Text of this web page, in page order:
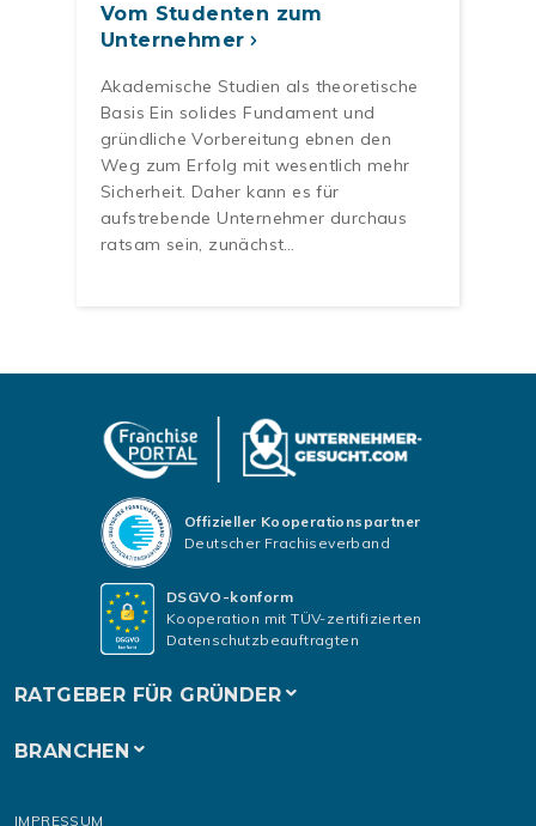
Vom Studenten zum
Unternehmer
Akademische Studien als theoretische
Basis Ein solides Fundament und
gründliche Vorbereitung ebnen den
Weg zum Erfolg mit wesentlich mehr
Sicherheit. Daher kann es für
aufstrebende Unternehmer durchaus
ratsam sein, zunächst…
Offizieller Kooperationspartner
Deutscher Frachiseverband
DSGVO-konform
Kooperation mit TÜV-zertifizierten
Datenschutzbeauftragten
RATGEBER FÜR GRÜNDER
BRANCHEN
IMPRESSUM